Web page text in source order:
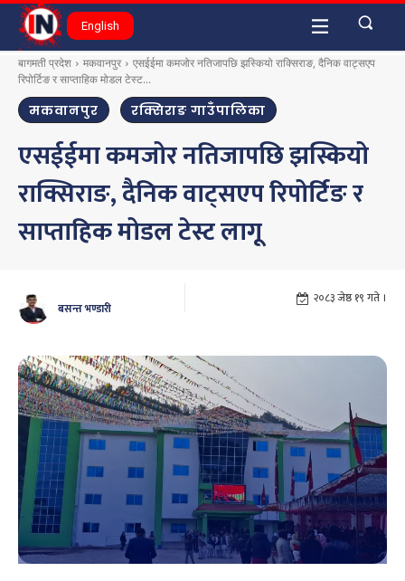
English
बागमती प्रदेश मकवानपुर
एसईईमा कमजोर नतिजापछि झस्कियो राक्सिराङ, दैनिक वाट्सएप
रिपोर्टिङ र साप्ताहिक मोडल टेस्ट...
मकवानपुर रक्सिराङ गाउँपालिका
एसईईमा कमजोर नतिजापछि झस्कियो
राक्सिराङ, दैनिक वाट्सएप रिपोर्टिङ र
साप्ताहिक मोडल टेस्ट लागू
बसन्त भण्डारी
२०८३ जेष्ठ १९ गते ।